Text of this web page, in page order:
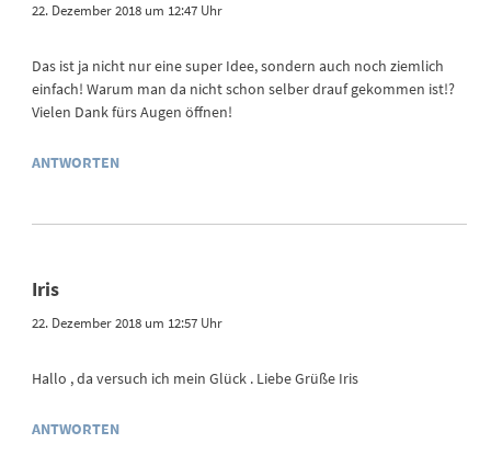
22. Dezember 2018 um 12:47 Uhr
Das ist ja nicht nur eine super Idee, sondern auch noch ziemlich
einfach! Warum man da nicht schon selber drauf gekommen ist!?
Vielen Dank fürs Augen öffnen!
ANTWORTEN
Iris
22. Dezember 2018 um 12:57 Uhr
Hallo , da versuch ich mein Glück . Liebe Grüße Iris
ANTWORTEN